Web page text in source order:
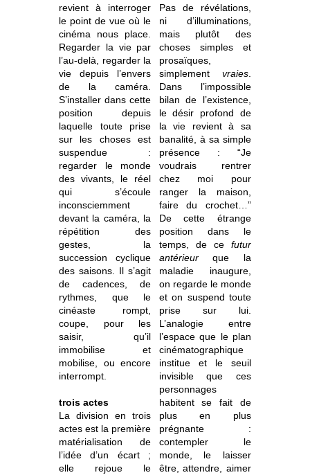
revient à interroger
le point de vue où le
cinéma nous place.
Regarder la vie par
l’au-delà, regarder la
vie depuis l’envers
de la caméra.
S’installer dans cette
position depuis
laquelle toute prise
sur les choses est
suspendue :
regarder le monde
des vivants, le réel
qui s’écoule
inconsciemment
devant la caméra, la
répétition des
gestes, la
succession cyclique
des saisons. Il s’agit
de cadences, de
rythmes, que le
cinéaste rompt,
coupe, pour les
saisir, qu’il
immobilise et
mobilise, ou encore
interrompt.
trois actes
La division en trois
actes est la première
matérialisation de
l’idée d’un écart ;
elle rejoue le
Pas de révélations,
ni d’illuminations,
mais plutôt des
choses simples et
prosaïques,
simplement vraies.
Dans l’impossible
bilan de l’existence,
le désir profond de
la vie revient à sa
banalité, à sa simple
présence : “Je
voudrais rentrer
chez moi pour
ranger la maison,
faire du crochet…”
De cette étrange
position dans le
temps, de ce futur
antérieurque la
maladie inaugure,
on regarde le monde
et on suspend toute
prise sur lui.
L’analogie entre
l’espace que le plan
cinématographique
institue et le seuil
invisible que ces
personnages
habitent se fait de
plus en plus
prégnante :
contempler le
monde, le laisser
être, attendre, aimer